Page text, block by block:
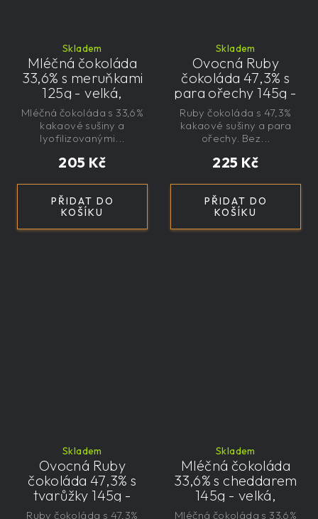
Skladem
Mléčná čokoláda
33,6% s meruňkami
125g - velká,
řemeslná,
exkluzivní, dárková
205 Kč
PŘIDAT DO
KOŠÍKU
Mléčná čokoláda s 33,6%
kakaové sušiny a
lyofilizovanými...
Skladem
Ovocná Ruby
čokoláda 47,3% s
para ořechy 145g -
velká, řemeslná,
exkluzivní, dárková
225 Kč
PŘIDAT DO
KOŠÍKU
Ruby čokoláda s 47,3%
kakaové sušiny a para
ořechy. Bez...
Skladem
Ovocná Ruby
čokoláda 47,3% s
tvarůžky 145g -
velká, řemeslná,
Ruby čokoláda s 47,3%
Skladem
Mléčná čokoláda
33,6% s cheddarem
145g - velká,
řemeslná,
Mléčná čokoláda s 33,6%